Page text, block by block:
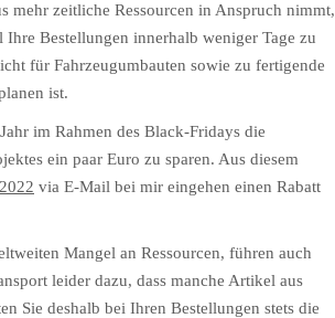
mehr zeitliche Ressourcen in Anspruch nimmt,
Bestellungen innerhalb weniger Tage zu
für Fahrzeugumbauten sowie zu fertigende
ist.
im Rahmen des Black-Fridays die
ein paar Euro zu sparen. Aus diesem
via E-Mail bei mir eingehen einen Rabatt
Mangel an Ressourcen, führen auch
leider dazu, dass manche Artikel aus
Sie deshalb bei Ihren Bestellungen stets die